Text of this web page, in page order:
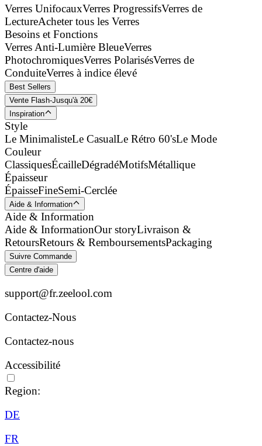
Verres UnifocauxVerres ProgressifsVerres de
LectureAcheter tous les Verres
Besoins et Fonctions
Verres Anti-Lumière BleueVerres
PhotochromiquesVerres PolarisésVerres de
ConduiteVerres à indice élevé
Best Sellers
Vente Flash-Jusqu'à 20€
Inspiration
Style
Le MinimalisteLe CasualLe Rétro 60'sLe Mode
Couleur
ClassiquesÉcailleDégradéMotifsMétallique
Épaisseur
ÉpaisseFineSemi-Cerclée
Aide & Information
Aide & Information
Aide & InformationOur storyLivraison &
RetoursRetours & RemboursementsPackaging
Suivre Commande
Centre d'aide
support@fr.zeelool.com
Contactez-Nous​
Contactez-nous
Accessibilité
Region:
DE
FR